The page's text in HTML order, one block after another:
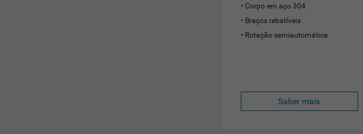
Corpo em aço 304
Braços rebatíveis
Rotação semiautomática
Saber mais